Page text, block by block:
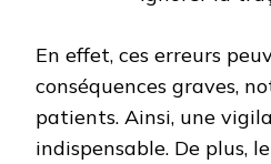
En effet, ces erreurs
conséquences graves,
patients. Ainsi, une
indispensable. De plus,